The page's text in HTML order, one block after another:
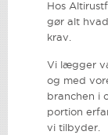
Hos
gør alt
krav.
Vi lægger
og med
branchen i
portion
vi tilbyder.